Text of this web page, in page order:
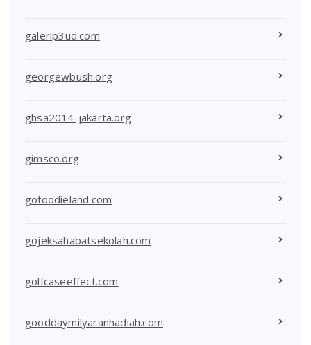
galerip3ud.com
georgewbush.org
ghsa2014-jakarta.org
gimsco.org
gofoodieland.com
gojeksahabatsekolah.com
golfcaseeffect.com
gooddaymilyaranhadiah.com